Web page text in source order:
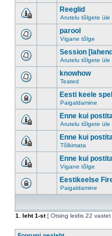
Reeglid
Arutelu tõlgete üle
parool
Vigane tõlge
Session
Arutelu tõlgete üle
knowhow
Teated
Eesti keele
Paigaldamine
Enne kui
Arutelu tõlgete üle
Enne kui
Tõlkimata
Enne kui
Vigane tõlge
Eestikeelse
Paigaldamine
1
. leht1-st[ Otsing leidis 22 vastet